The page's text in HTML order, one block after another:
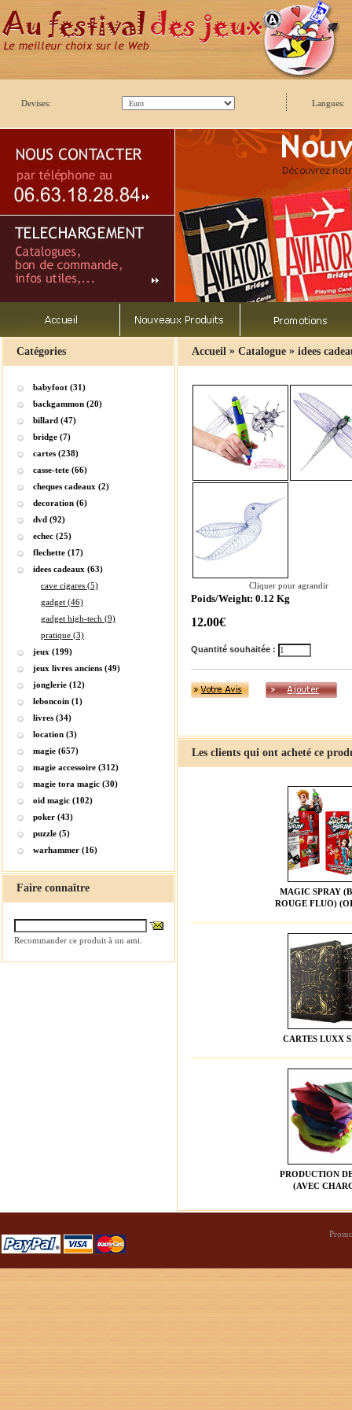
Devises: Langues:
Catégories
babyfoot (31)
backgammon (20)
billard (47)
bridge (7)
cartes (238)
casse-tete (66)
cheques cadeaux (2)
decoration (6)
dvd (92)
echec (25)
flechette (17)
idees cadeaux (63)
cave cigares (5)
gadget (46)
gadget high-tech (9)
pratique (3)
jeux (199)
jeux livres anciens (49)
jonglerie (12)
leboncoin (1)
livres (34)
location (3)
magie (657)
magie accessoire (312)
magie tora magic (30)
oid magic (102)
poker (43)
puzzle (5)
warhammer (16)
Faire connaître
Recommander ce produit à un ami.
Accueil » Catalogue » idees
Cliquer pour agrandir
Poids/Weight: 0.12 Kg
12.00€
Quantité souhaitée :
Les clients qui ont acheté ce
MAGIC SPRAY
ROUGE FLUO)
CARTES LUXX
PRODUCTION
(AVEC